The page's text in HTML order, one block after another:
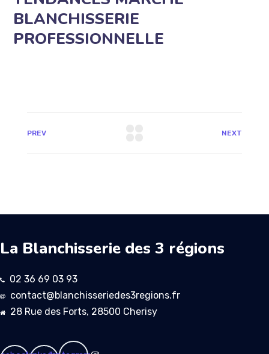
BLANCHISSERIE
PROFESSIONNELLE
PREV NEXT
La Blanchisserie des 3 régions
02 36 69 03 93
contact@blanchisseriedes3regions.fr
28 Rue des Forts, 28500 Cherisy